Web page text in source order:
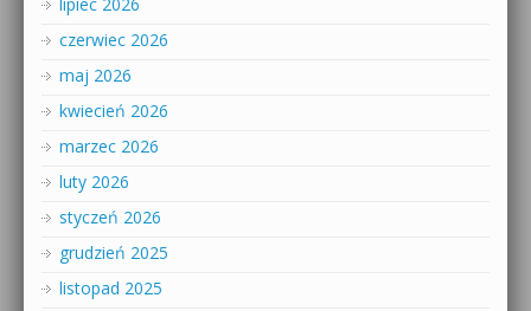
czerwiec 2026
maj 2026
kwiecień 2026
marzec 2026
luty 2026
styczeń 2026
grudzień 2025
listopad 2025